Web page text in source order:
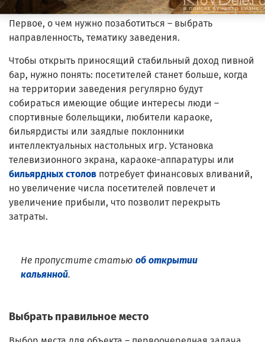
Первое, о чем нужно позаботиться – выбрать
направленность, тематику заведения.
Чтобы открыть приносящий стабильный доход пивной
бар, нужно понять: посетителей станет больше, когда
на территории заведения регулярно будут
собираться имеющие общие интересы люди –
спортивные болельщики, любители караоке,
бильярдисты или заядлые поклонники
интеллектуальных настольных игр. Установка
телевизионного экрана, караоке-аппаратуры или
бильярдных столов потребует финансовых вливаний,
но увеличение числа посетителей повлечет и
увеличение прибыли, что позволит перекрыть
затраты.
Не пропустите статью об открытии
кальянной.
Выбрать правильное место